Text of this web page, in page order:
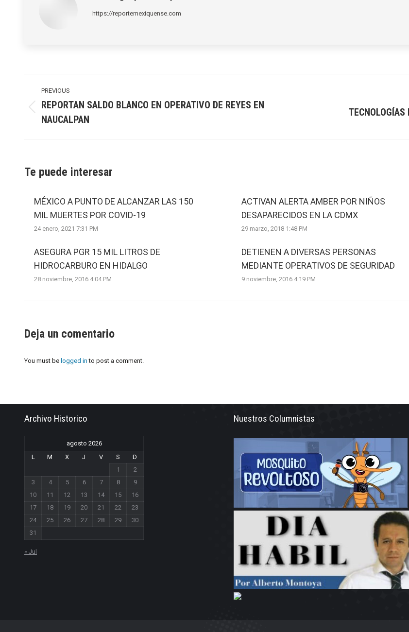
https://reportemexiquense.com
navigation
PREVIOUS
post:
REPORTAN SALDO BLANCO EN OPERATIVO DE REYES EN
NAUCALPAN
Next
TECNOLOGÍAS
Te puede interesar
MÉXICO A PUNTO DE ALCANZAR LAS 150
MIL MUERTES POR COVID-19
24 enero, 2021 7:31 PM
ACTIVAN ALERTA AMBER POR NIÑOS
DESAPARECIDOS EN LA CDMX
29 marzo, 2018 1:48 PM
ASEGURA PGR 15 MIL LITROS DE
HIDROCARBURO EN HIDALGO
28 noviembre, 2016 4:04 PM
DETIENEN A DIVERSAS PERSONAS
MEDIANTE OPERATIVOS DE SEGURIDAD
9 noviembre, 2016 4:19 PM
Deja un comentario
You must be logged in to post a comment.
Archivo Historico
agosto 2026
L
M X J V S
D
1
2
3
4 5 6 7 8
9
10
11 12 13 14 15
16
17
18 19 20 21 22
23
24
25 26 27 28 29
30
31
« Jul
Nuestros Columnistas